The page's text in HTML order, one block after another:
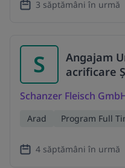
3 săptămâni în urmă
S
Angajam
acrificare
Schanzer Fleisch
Arad Program Full
4 săptămâni în urmă